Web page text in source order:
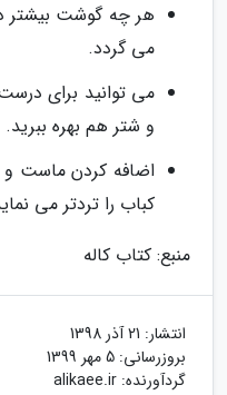
هر چه گوشت بیشتر در
می گردد.
می توانید برای
و شتر هم بهره ببرید.
اضافه کردن ماست و
کباب را تردتر می
منبع: کتاب کاله
انتشار: 21 آذر 1398
بروزرسانی: 5 مهر 1399
گردآورنده: alikaee.ir